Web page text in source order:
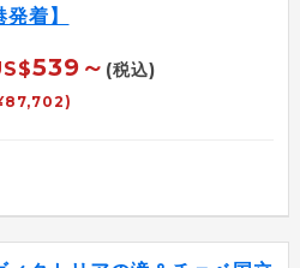
発着】
539～ (税込)